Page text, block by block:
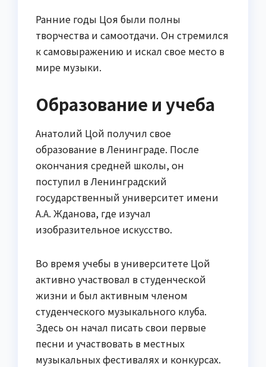
Ранние годы Цоя были полны
творчества и самоотдачи. Он стремился
к самовыражению и искал свое место в
мире музыки.
Образование и учеба
Анатолий Цой получил свое
образование в Ленинграде. После
окончания средней школы, он
поступил в Ленинградский
государственный университет имени
А.А. Жданова, где изучал
изобразительное искусство.
Во время учебы в университете Цой
активно участвовал в студенческой
жизни и был активным членом
студенческого музыкального клуба.
Здесь он начал писать свои первые
песни и участвовать в местных
музыкальных фестивалях и конкурсах.